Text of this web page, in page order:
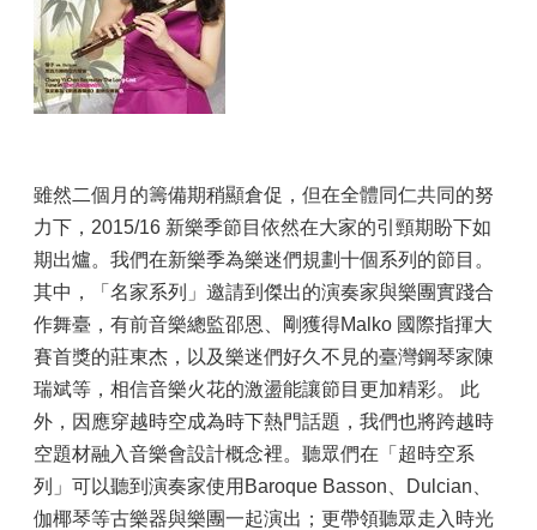
TCO
商
店
府
開
資
訊
常
見
問
法
定
雖然二個月的籌備期稍顯倉促，但在全體同仁共同的努
力下，2015/16 新樂季節目依然在大家的引頸期盼下如
期出爐。我們在新樂季為樂迷們規劃十個系列的節目。
其中，「名家系列」邀請到傑出的演奏家與樂團實踐合
作舞臺，有前音樂總監邵恩、剛獲得Malko 國際指揮大
賽首獎的莊東杰，以及樂迷們好久不見的臺灣鋼琴家陳
瑞斌等，相信音樂火花的激盪能讓節目更加精彩。 此
外，因應穿越時空成為時下熱門話題，我們也將跨越時
空題材融入音樂會設計概念裡。聽眾們在「超時空系
列」可以聽到演奏家使用Baroque Basson、Dulcian、
伽椰琴等古樂器與樂團一起演出；更帶領聽眾走入時光